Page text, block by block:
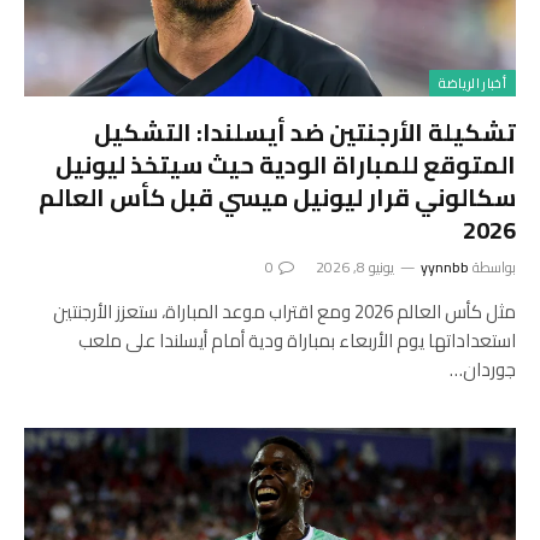
أخبار الرياضة
تشكيلة الأرجنتين ضد أيسلندا: التشكيل
المتوقع للمباراة الودية حيث سيتخذ ليونيل
سكالوني قرار ليونيل ميسي قبل كأس العالم
2026
بواسطةyynnbb يونيو 8, 2026 0
مثل كأس العالم 2026 ومع اقتراب موعد المباراة، ستعزز الأرجنتين
استعداداتها يوم الأربعاء بمباراة ودية أمام أيسلندا على ملعب
جوردان…